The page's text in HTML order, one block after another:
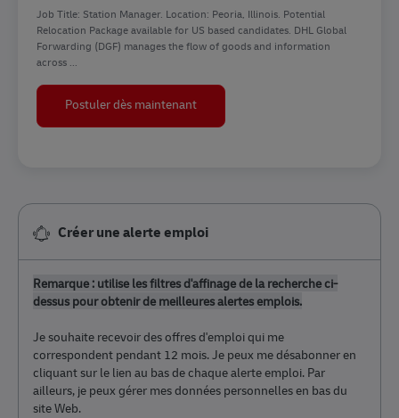
Job Title: Station Manager. Location: Peoria, Illinois. Potential
Relocation Package available for US based candidates. DHL Global
Forwarding (DGF) manages the flow of goods and information
across ...
Postuler dès maintenantStation Manager
Créer une alerte emploi
Remarque : utilise les filtres d'affinage de la recherche ci-
dessus pour obtenir de meilleures alertes emplois.
Je souhaite recevoir des ​​​​​​​offres d'emploi qui me
correspondent pendant 12 mois. Je peux me désabonner en
cliquant sur le lien au bas de chaque alerte emploi. Par
ailleurs, je peux gérer mes données personnelles en bas du
site Web.